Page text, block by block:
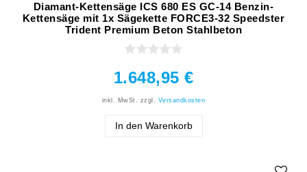
Diamant-Kettensäge ICS 680 ES GC-14 Benzin-
Kettensäge mit 1x Sägekette FORCE3-32 Speedster
Trident Premium Beton Stahlbeton
1.648,95 €
inkl. MwSt. zzgl. Versandkosten
In den Warenkorb